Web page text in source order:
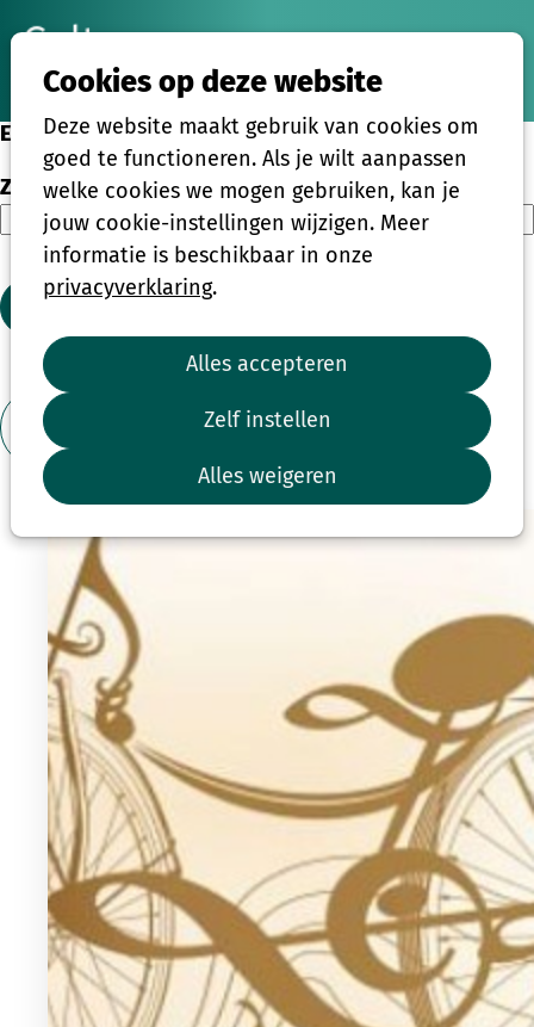
Cookies op deze website
Deze website maakt gebruik van cookies om
goed te functioneren. Als je wilt aanpassen
welke cookies we mogen gebruiken, kan je
jouw cookie-instellingen wijzigen. Meer
informatie is beschikbaar in onze
privacyverklaring.
Alles accepteren
Zelf instellen
Alles weigeren
Eenmalige activiteiten
Zoeken
Zoeken
2 3 4 ...